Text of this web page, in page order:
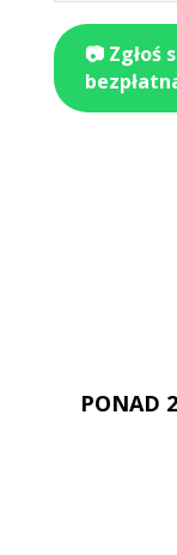
📷 Zgłoś
PONAD